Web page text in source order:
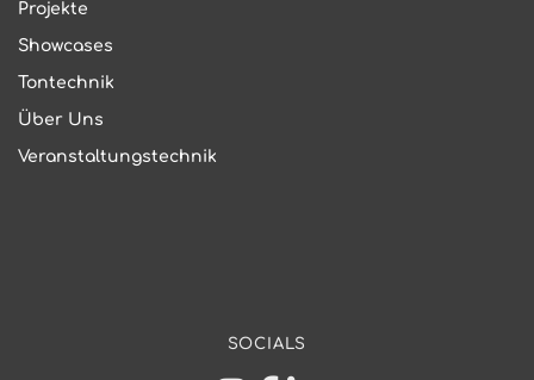
Projekte
Showcases
Tontechnik
Über Uns
Veranstaltungstechnik
SOCIALS